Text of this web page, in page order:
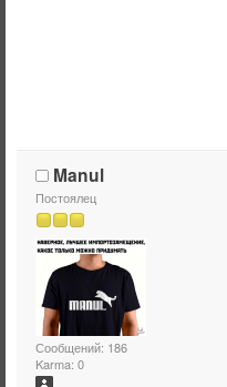
Manul
Постоялец
Сообщений: 186
Karma: 0